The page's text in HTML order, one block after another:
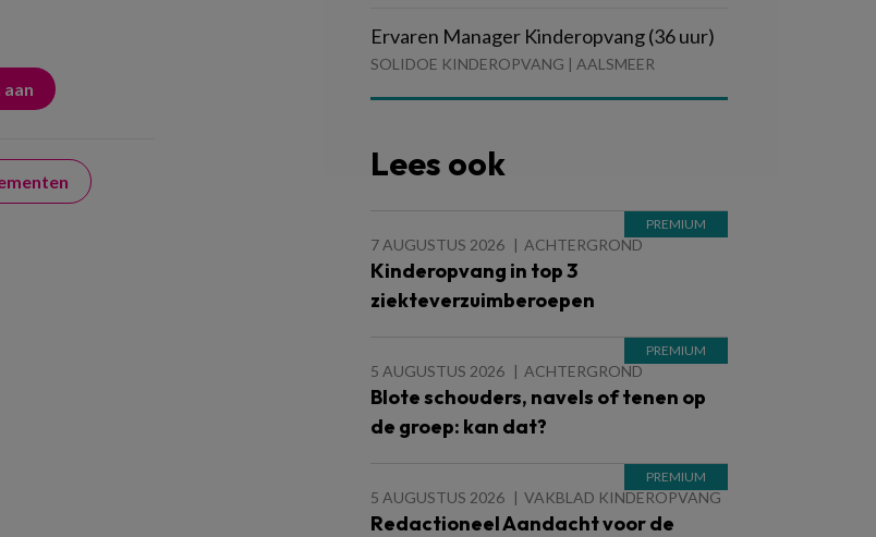
Ervaren Manager Kinderopvang (36 uur)
SOLIDOE KINDEROPVANG | AALSMEER
Lees ook
7 AUGUSTUS 2026 ACHTERGROND
Kinderopvang in top 3
ziekteverzuimberoepen
5 AUGUSTUS 2026 ACHTERGROND
Blote schouders, navels of tenen op
de groep: kan dat?
5 AUGUSTUS 2026 VAKBLAD KINDEROPVANG
Redactioneel Aandacht voor de